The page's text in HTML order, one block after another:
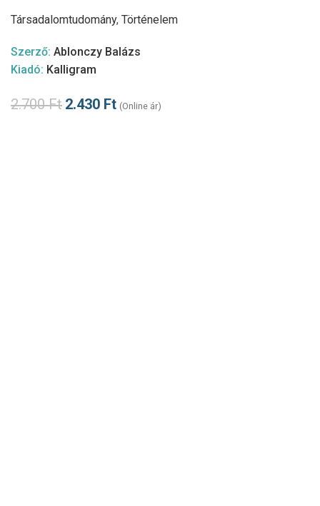
Társadalomtudomány, Történelem
Szerző: Ablonczy Balázs
Kiadó: Kalligram
2.700Ft 2.430 Ft (Online ár)